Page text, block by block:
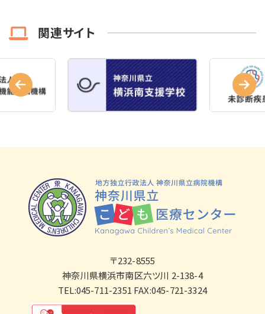
関連サイト
〒232-8555
神奈川県横浜市南区六ツ川 2-138-4
TEL:045-711-2351 FAX:045-721-3324